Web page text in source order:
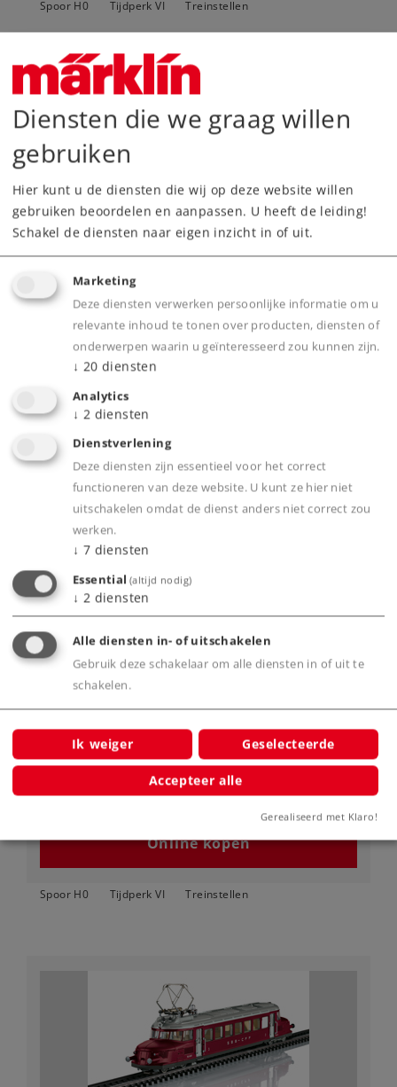
Spoor H0 Tijdperk VI Treinstellen
Art.-No. 38175
Diesel-sneltreinstel VT 18.16
1.099,00 €
Nog niet leverbaar.
Spoor H0 Tijdperk VI
Art.-No. 38462
Elektrisch treinstel Siemens Desiro HC
699,00 €
Leverbaar vanaf fabriek.
Online kopen
Spoor H0 Tijdperk VI Treinstellen
Diensten die we graag willen
gebruiken
Hier kunt u de diensten die wij op deze website willen
gebruiken beoordelen en aanpassen. U heeft de leiding!
Schakel de diensten naar eigen inzicht in of uit.
Marketing
Deze diensten verwerken persoonlijke informatie om u
relevante inhoud te tonen over producten, diensten of
onderwerpen waarin u geïnteresseerd zou kunnen zijn.
↓ 20 diensten
Analytics
↓ 2 diensten
Dienstverlening
Deze diensten zijn essentieel voor het correct
functioneren van deze website. U kunt ze hier niet
uitschakelen omdat de dienst anders niet correct zou
werken.
↓ 7 diensten
Essential (altijd nodig)
↓ 2 diensten
Alle diensten in- of uitschakelen
Gebruik deze schakelaar om alle diensten in of uit te
schakelen.
Ik weiger Geselecteerde
Accepteer alle
Gerealiseerd met Klaro!